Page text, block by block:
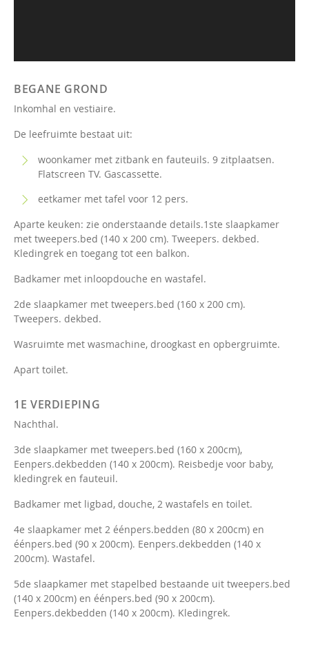
BEGANE GROND
Inkomhal en vestiaire.
De leefruimte bestaat uit:
woonkamer met zitbank en fauteuils. 9 zitplaatsen.
Flatscreen TV. Gascassette.
eetkamer met tafel voor 12 pers.
Aparte keuken: zie onderstaande details.1ste slaapkamer
met tweepers.bed (140 x 200 cm). Tweepers. dekbed.
Kledingrek en toegang tot een balkon.
Badkamer met inloopdouche en wastafel.
2de slaapkamer met tweepers.bed (160 x 200 cm).
Tweepers. dekbed.
Wasruimte met wasmachine, droogkast en opbergruimte.
Apart toilet.
1E VERDIEPING
Nachthal.
3de slaapkamer met tweepers.bed (160 x 200cm),
Eenpers.dekbedden (140 x 200cm). Reisbedje voor baby,
kledingrek en fauteuil.
Badkamer met ligbad, douche, 2 wastafels en toilet.
4e slaapkamer met 2 éénpers.bedden (80 x 200cm) en
éénpers.bed (90 x 200cm). Eenpers.dekbedden (140 x
200cm). Wastafel.
5de slaapkamer met stapelbed bestaande uit tweepers.bed
(140 x 200cm) en éénpers.bed (90 x 200cm).
Eenpers.dekbedden (140 x 200cm). Kledingrek.